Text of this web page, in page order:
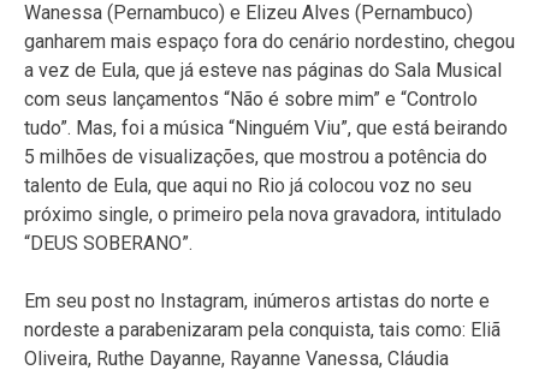
Wanessa (Pernambuco) e Elizeu Alves (Pernambuco)
ganharem mais espaço fora do cenário nordestino, chegou
a vez de Eula, que já esteve nas páginas do Sala Musical
com seus lançamentos “Não é sobre mim” e “Controlo
tudo”. Mas, foi a música “Ninguém Viu”, que está beirando
5 milhões de visualizações, que mostrou a potência do
talento de Eula, que aqui no Rio já colocou voz no seu
próximo single, o primeiro pela nova gravadora, intitulado
“DEUS SOBERANO”.
Em seu post no Instagram, inúmeros artistas do norte e
nordeste a parabenizaram pela conquista, tais como: Eliã
Oliveira, Ruthe Dayanne, Rayanne Vanessa, Cláudia